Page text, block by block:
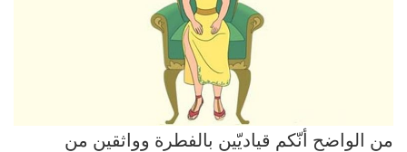
من الواضح أنّكم قياديّين بالفطرة وواثقين من